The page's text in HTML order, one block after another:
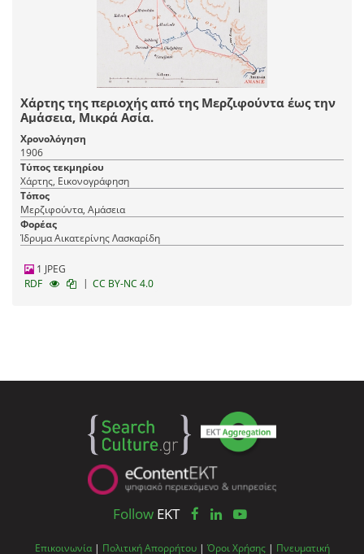
Χάρτης της περιοχής από της Μερζιφούντα έως την
Αμάσεια, Μικρά Ασία.
Χρονολόγηση
1906
Τύπος τεκμηρίου
Χάρτης, Εικονογράφηση
Τόπος
Μερζιφούντα, Αμάσεια
Φορέας
Ίδρυμα Αικατερίνης Λασκαρίδη
1 JPEG
RDF
| CC BY-NC 4.0
Follow EKT
Επικοινωνία | Πολιτική Απορρήτου | Όροι Χρήσης | Πνευματική